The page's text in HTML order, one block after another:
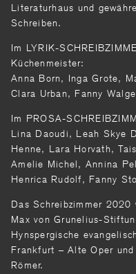
Literaturhaus und
Schreiben.
Im LYRIK-
Küchenmeister:
Anna Born, Inga Grote,
Clara Urban, Fanny
Im PROSA-
Lina Daoudi, Leah Skye
Henne, Lara Horvath,
Amelie Michel, Annina
Henrica Rudolf, Fanny
Das Schreibzimmer
Max von Grunelius-
Hynspergische
Frankfurt – Alte Oper
Römer.